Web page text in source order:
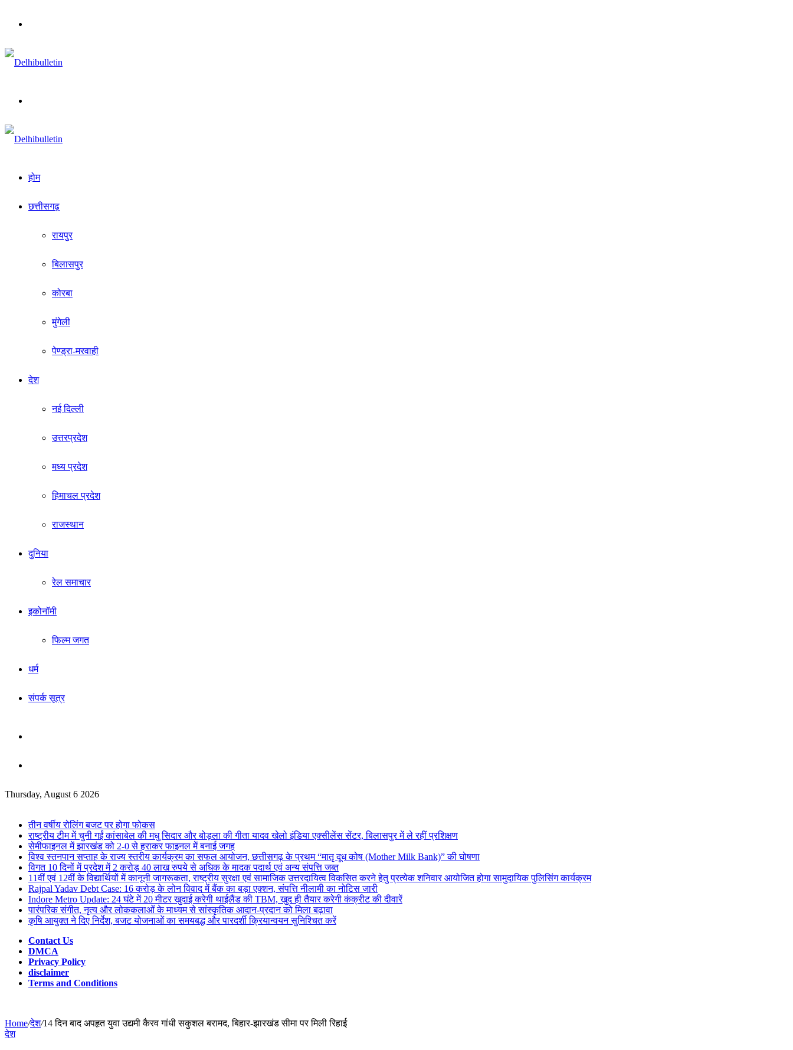
होम
छत्तीसगढ़
रायपुर
बिलासपुर
कोरबा
मुंगेली
पेण्ड्रा-मरवाही
देश
नई दिल्ली
उत्तरप्रदेश
मध्य प्रदेश
हिमाचल प्रदेश
राजस्थान
दुनिया
रेल समाचार
इकोनॉमी
फिल्म जगत
धर्म
संपर्क सूत्र
for
Thursday, August 6 2026
तीन वर्षीय रोलिंग बजट पर होगा फोकस
राष्ट्रीय टीम में चुनी गईं कांसाबेल की मधु सिदार और बोड़ला की गीता यादव खेलो इंडिया एक्सीलेंस सेंटर, बिलासपुर में ले रहीं प्रशिक्षण
सेमीफाइनल में झारखंड को 2-0 से हराकर फाइनल में बनाई जगह
विश्व स्तनपान सप्ताह के राज्य स्तरीय कार्यक्रम का सफल आयोजन, छत्तीसगढ़ के प्रथम “मातृ दूध कोष (Mother Milk Bank)” की घोषणा
विगत 10 दिनों में प्रदेश में 2 करोड़ 40 लाख रुपये से अधिक के मादक पदार्थ एवं अन्य संपत्ति जब्त
11वीं एवं 12वीं के विद्यार्थियों में कानूनी जागरूकता, राष्ट्रीय सुरक्षा एवं सामाजिक उत्तरदायित्व विकसित करने हेतु प्रत्येक शनिवार आयोजित होगा सामुदायिक पुलिसिंग कार्यक्रम
Rajpal Yadav Debt Case: 16 करोड़ के लोन विवाद में बैंक का बड़ा एक्शन, संपत्ति नीलामी का नोटिस जारी
Indore Metro Update: 24 घंटे में 20 मीटर खुदाई करेगी थाईलैंड की TBM, खुद ही तैयार करेगी कंक्रीट की दीवारें
पारंपरिक संगीत, नृत्य और लोककलाओं के माध्यम से सांस्कृतिक आदान-प्रदान को मिला बढ़ावा
कृषि आयुक्त ने दिए निर्देश, बजट योजनाओं का समयबद्ध और पारदर्शी क्रियान्वयन सुनिश्चित करें
Contact Us
DMCA
Privacy Policy
disclaimer
Terms and Conditions
Home/देश/14 दिन बाद अपहृत युवा उद्यमी कैरव गांधी सकुशल बरामद, बिहार-झारखंड सीमा पर मिली रिहाई
देश